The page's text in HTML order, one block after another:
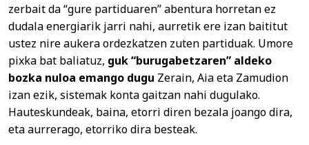
zerbait da “gure partiduaren” abentura horretan ez
dudala energiarik jarri nahi, aurretik ere izan baititut
ustez nire aukera ordezkatzen zuten partiduak. Umore
pixka bat baliatuz, guk “burugabetzaren” aldeko
bozka nuloa emango dugu Zerain, Aia eta Zamudion
izan ezik, sistemak konta gaitzan nahi dugulako.
Hauteskundeak, baina, etorri diren bezala joango dira,
eta aurrerago, etorriko dira besteak.